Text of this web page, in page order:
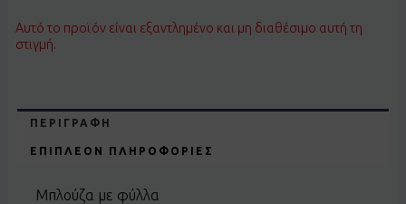
Αυτό το προϊόν είναι εξαντλημένο και μη διαθέσιμο αυτή τη
στιγμή.
ΠΕΡΙΓΡΑΦΉ
ΕΠΙΠΛΈΟΝ ΠΛΗΡΟΦΟΡΊΕΣ
Μπλούζα με φύλλα